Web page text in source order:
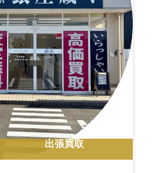
出張買取